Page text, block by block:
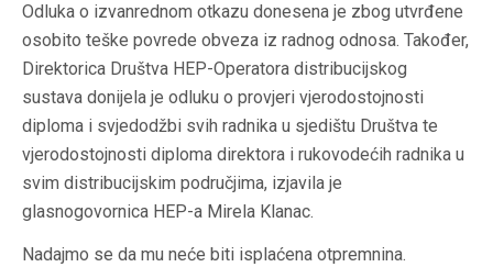
Odluka o izvanrednom otkazu donesena je zbog utvrđene
osobito teške povrede obveza iz radnog odnosa. Također,
Direktorica Društva HEP-Operatora distribucijskog
sustava donijela je odluku o provjeri vjerodostojnosti
diploma i svjedodžbi svih radnika u sjedištu Društva te
vjerodostojnosti diploma direktora i rukovodećih radnika u
svim distribucijskim područjima, izjavila je
glasnogovornica HEP-a Mirela Klanac.
Nadajmo se da mu neće biti isplaćena otpremnina.